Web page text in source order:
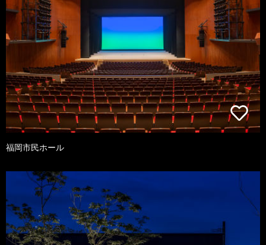
福岡市民ホール